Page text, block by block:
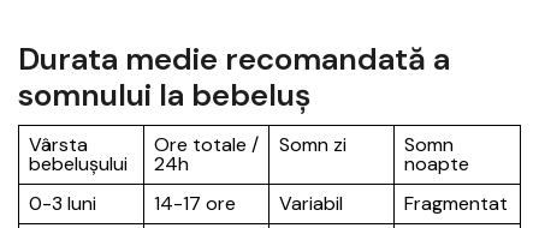
Durata medie recomandată a
somnului la bebeluș
Vârsta
bebelușului
Ore totale /
24h
Somn zi Somn
noapte
0-3 luni
14-17 ore Variabil
Fragmentat